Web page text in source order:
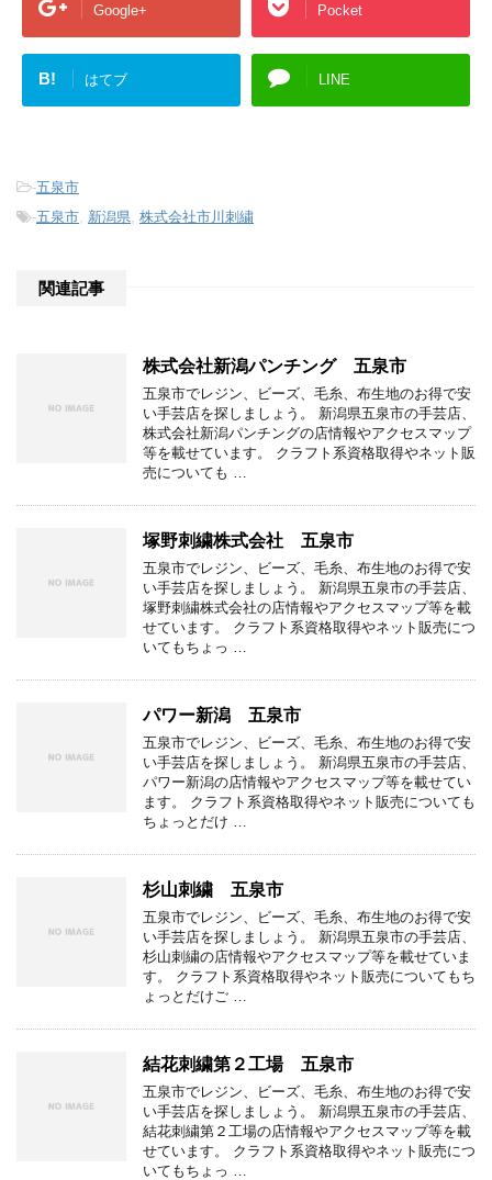
Google+ Pocket
B! はてブ LINE
-五泉市
-五泉市 新潟県 株式会社市川刺繍
関連記事
株式会社新潟パンチング 五泉市
五泉市でレジン、ビーズ、毛糸、布生地のお得で安
い手芸店を探しましょう。 新潟県五泉市の手芸店、
株式会社新潟パンチングの店情報やアクセスマップ
等を載せています。 クラフト系資格取得やネット販
売についても …
塚野刺繍株式会社 五泉市
五泉市でレジン、ビーズ、毛糸、布生地のお得で安
い手芸店を探しましょう。 新潟県五泉市の手芸店、
塚野刺繍株式会社の店情報やアクセスマップ等を載
せています。 クラフト系資格取得やネット販売につ
いてもちょっ …
パワー新潟 五泉市
五泉市でレジン、ビーズ、毛糸、布生地のお得で安
い手芸店を探しましょう。 新潟県五泉市の手芸店、
パワー新潟の店情報やアクセスマップ等を載せてい
ます。 クラフト系資格取得やネット販売についても
ちょっとだけ …
杉山刺繍 五泉市
五泉市でレジン、ビーズ、毛糸、布生地のお得で安
い手芸店を探しましょう。 新潟県五泉市の手芸店、
杉山刺繍の店情報やアクセスマップ等を載せていま
す。 クラフト系資格取得やネット販売についてもち
ょっとだけご …
結花刺繍第２工場 五泉市
五泉市でレジン、ビーズ、毛糸、布生地のお得で安
い手芸店を探しましょう。 新潟県五泉市の手芸店、
結花刺繍第２工場の店情報やアクセスマップ等を載
せています。 クラフト系資格取得やネット販売につ
いてもちょっ …